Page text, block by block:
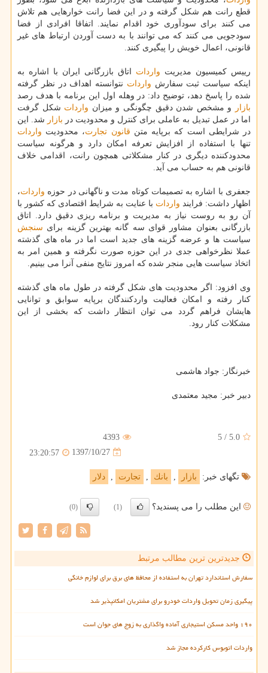
قطع رانت هم شكل گرفته و در این فضا رانت خوارهایی هم تلاش
می كنند برای سودآوری خود اقدام نمایند. اتفاقا افرادی از فضا
سودجویی می كنند كه می توانند با به دست آوردن ارتباط های غیر
قانونی، اعمال خویش را پیگیری كنند.
رییس كمیسیون مدیریت واردات اتاق بازرگانی ایران با اشاره به
اینكه سیاست ثبت سفارش واردات نتوانسته اهداف در نظر گرفته
شده را پاسخ دهد، توضیح داد: در وهله اول این برنامه با هدف رصد
بازار
و مشخص شدن دقیق چگونگی و میزان واردات شكل گرفت
اما در عمل تبدیل به عاملی برای كنترل و محدودیت در بازار شد. این
در شرایطی است كه برپایه متن قانون تجارت، محدودیت واردات
تنها با استفاده از افزایش تعرفه امكان دارد و هرگونه سیاست
محدودكننده دیگری در كنار مشكلاتی همچون رانت، اقدامی خلاف
قانونی هم به حساب می آید.
جعفری با اشاره به تصمیمات كوتاه مدت و ناگهانی در حوزه واردات،
اظهار داشت: فرایند واردات با عنایت به شرایط اقتصادی كه كشور با
آن رو به روست نیاز به مدیریت و برنامه ریزی دقیق دارد. اتاق
بازرگانی بعنوان مشاور قوای سه گانه بهترین گزینه برای سنجش
سیاست ها و عرضه گزینه های جدید است اما در ماه های گذشته
عملا نظرخواهی جدی در این حوزه صورت نگرفته و همین امر به
اتخاذ سیاست هایی منجر شده كه امروز نتایج منفی آنرا می بینیم.
وی افزود: اگر محدودیت های شكل گرفته در طول ماه های گذشته
كنار رفته و امكان فعالیت واردكنندگان برپایه سوابق و توانایی
هایشان فراهم گردد می توان انتظار داشت كه بخشی از این
مشكلات كنار رود.
خبرنگار: جواد هاشمی
دبیر خبر: مجید معتمدی
5.0
/
5
4393
1397/10/27
23:20:57
تگهای خبر: بازار بانك تجارت دلار
این مطلب را می پسندید؟ (1)
(0)
جدیدترین ترین مطالب مرتبط
سفارش استاندارد تهران به استفاده از محافظ های برق برای لوازم خانگی
پیگیری زمان تحویل واردات خودرو برای مشتریان امکانپذیر شد
۱۹۰ واحد مسکن استیجاری آماده واگذاری به زوج های جوان است
واردات اتوبوس کارکرده مجاز شد